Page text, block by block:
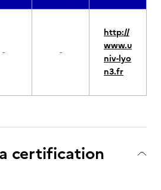
- -
http://
www.u
niv-lyo
n3.fr
certification